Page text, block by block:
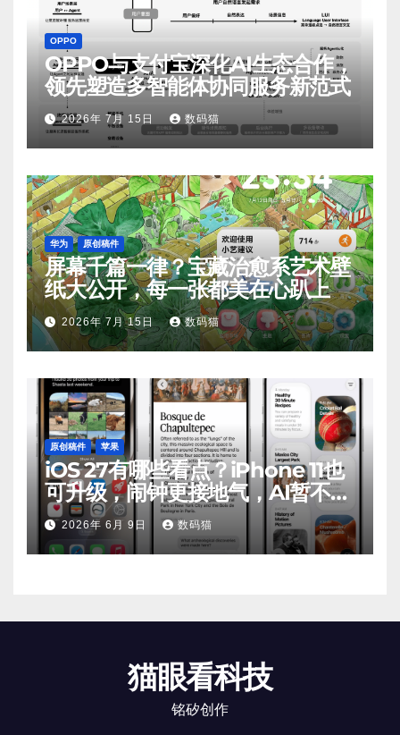
OPPO
OPPO与支付宝深化AI生态合作，
领先塑造多智能体协同服务新范式
2026年 7月 15日 数码猫
华为 原创稿件
屏幕千篇一律？宝藏治愈系艺术壁
纸大公开，每一张都美在心趴上
2026年 7月 15日 数码猫
原创稿件 苹果
iOS 27有哪些看点？iPhone 11也
可升级，闹钟更接地气，AI暂不支
持2026年 6月 9日 数码猫
猫眼看科技
铭矽创作